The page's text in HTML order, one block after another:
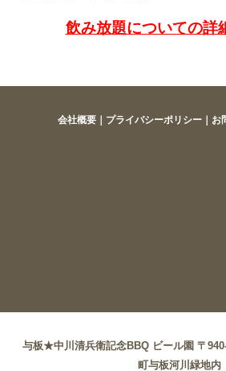
飲み放題についての詳
会社概要 プライバシーポリシー お
与板★中川清兵衛記念BBQ ビール園 〒
町与板河川緑地内